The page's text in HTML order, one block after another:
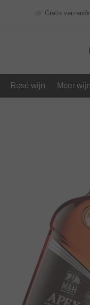
Gratis
Rosé wijn Meer wijn